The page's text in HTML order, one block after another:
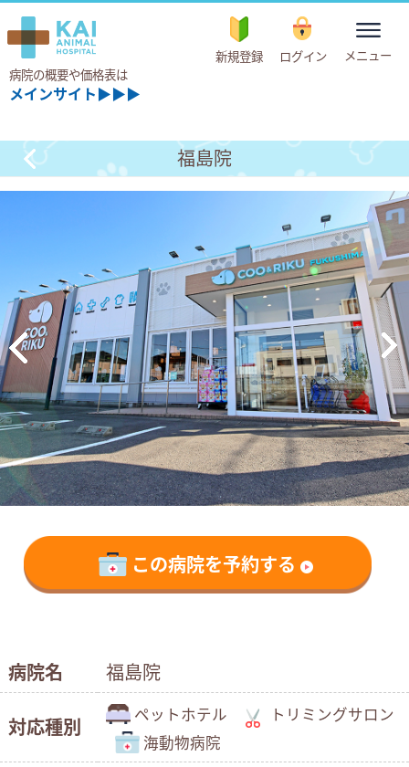
新規登録 ログイン
toggle
メニュー
病院の概要や価格表は
メインサイト▶▶▶
福島院
この病院を予約する
病院名 福島院
対応種別 ペットホテル
トリミングサロン
海動物病院